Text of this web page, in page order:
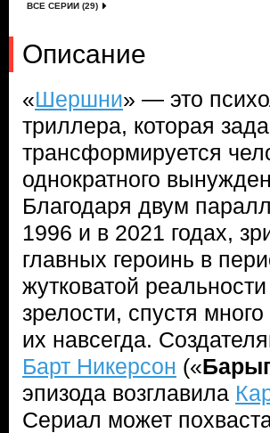
ВСЕ СЕРИИ (29)
Описание
«Шершни» — это
триллера, которая
трансформируется
однократного
Благодаря двум
1996 и в 2021 годах,
главных героинь в
жутковатой
зрелости, спустя
их навсегда.
Барт Никерсон («
эпизода возглавила
Сериал может